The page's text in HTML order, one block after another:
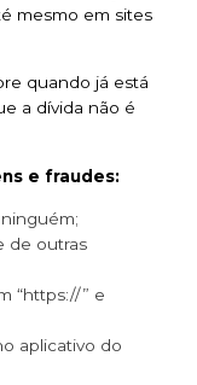
mesmo em sites
quando já está
a dívida não é
e fraudes:
de outras
“https://” e
aplicativo do